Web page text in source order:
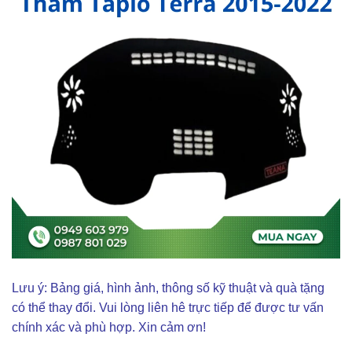
Lưu ý: Bảng giá, hình ảnh, thông số kỹ thuật và quà tặng
có thể thay đổi. Vui lòng liên hê trực tiếp để được tư vấn
chính xác và phù hợp. Xin cảm ơn!